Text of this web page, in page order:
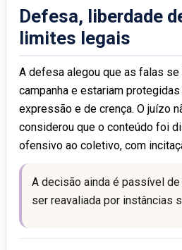
Defesa, liberdade
limites legais
A defesa alegou que as falas
campanha e estariam
expressão e de crença. O juízo
considerou que o conteúdo foi
ofensivo ao coletivo, com
A decisão ainda é passível
ser reavaliada por instâncias